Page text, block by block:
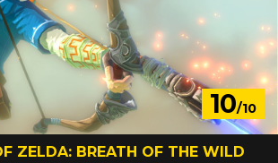
10/10
ZELDA: BREATH OF THE WILD